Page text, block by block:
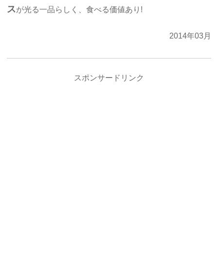
スが光る一品らしく、食べる価値あり!
2014年03月
スポンサードリンク